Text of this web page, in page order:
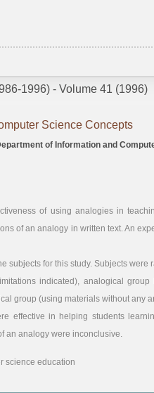
1996) - Volume 41 (1996)
Science Concepts
of Information and
of using analogies in
of an analogy in written text. An
subjects for this study. Subjects were
indicated), analogical group
group (using materials without any
effective in helping students
an analogy were inconclusive.
science education